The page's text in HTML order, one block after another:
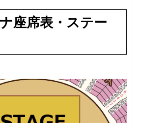
座席表・ステー